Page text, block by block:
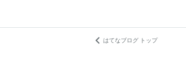
はてなブログ トップ